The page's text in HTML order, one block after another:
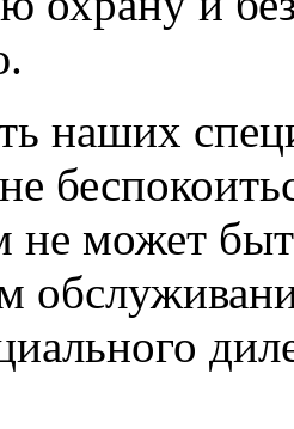
наших
не может